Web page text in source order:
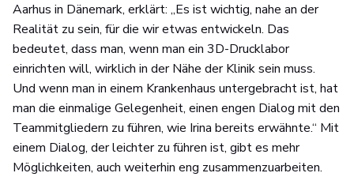
Aarhus in Dänemark, erklärt: „Es ist wichtig, nahe an der
Realität zu sein, für die wir etwas entwickeln. Das
bedeutet, dass man, wenn man ein 3D-Drucklabor
einrichten will, wirklich in der Nähe der Klinik sein muss.
Und wenn man in einem Krankenhaus untergebracht ist, hat
man die einmalige Gelegenheit, einen engen Dialog mit den
Teammitgliedern zu führen, wie Irina bereits erwähnte.“ Mit
einem Dialog, der leichter zu führen ist, gibt es mehr
Möglichkeiten, auch weiterhin eng zusammenzuarbeiten.